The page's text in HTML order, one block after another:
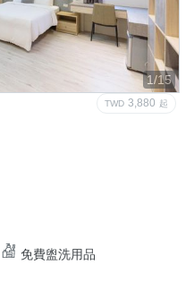
1/15
TWD 3,880 起
免費盥洗用品